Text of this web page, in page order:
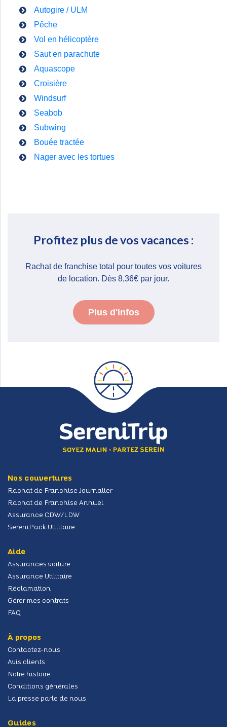
Autogire / ULM
Pêche
Vol en hélicoptère
Saut en parachute
Aquascope
Croisière
Windsurf
Seabob
Subwing
Bouée tractée
Nager avec les tortues
Profitez plus de vos vacances :​
Rachat de franchise total pour toutes vos voitures
de location. Dès 8,36€ par jour.
Plus d'infos
Nos couvertures
Rachat de Franchise Journalier
Rachat de Franchise Annuel
Assurance CDW/LDW
SereniPack Utilitaire
Aide
Assurances voiture
Assurance Utilitaire
Réclamation
Gérer mes contrats
FAQ
À propos
Contactez-nous
Avis clients
Notre histoire
Conditions générales
La presse parle de nous
Guides